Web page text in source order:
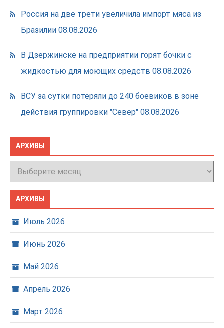
Россия на две трети увеличила импорт мяса из
Бразилии 08.08.2026
В Дзержинске на предприятии горят бочки с
жидкостью для моющих средств 08.08.2026
ВСУ за сутки потеряли до 240 боевиков в зоне
действия группировки "Север" 08.08.2026
АРХИВЫ
Архивы
АРХИВЫ
Июль 2026
Июнь 2026
Май 2026
Апрель 2026
Март 2026